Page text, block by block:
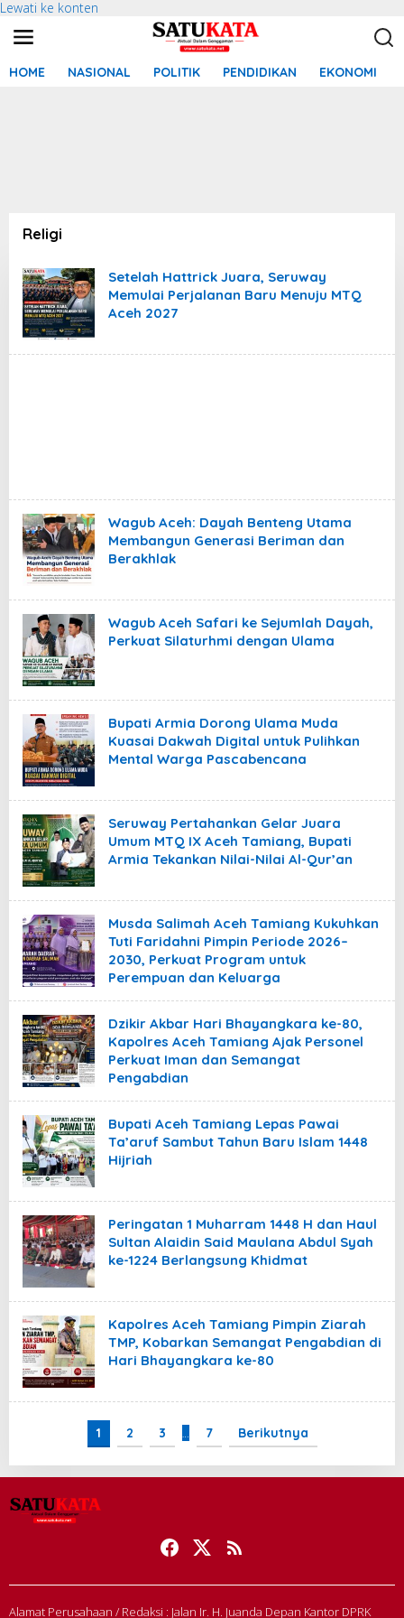
Lewati ke konten
HOME NASIONAL POLITIK PENDIDIKAN EKONOMI
Religi
Setelah Hattrick Juara, Seruway
Memulai Perjalanan Baru Menuju MTQ
Aceh 2027
Wagub Aceh: Dayah Benteng Utama
Membangun Generasi Beriman dan
Berakhlak
Wagub Aceh Safari ke Sejumlah Dayah,
Perkuat Silaturhmi dengan Ulama
Bupati Armia Dorong Ulama Muda
Kuasai Dakwah Digital untuk Pulihkan
Mental Warga Pascabencana
Seruway Pertahankan Gelar Juara
Umum MTQ IX Aceh Tamiang, Bupati
Armia Tekankan Nilai-Nilai Al-Qur’an
Musda Salimah Aceh Tamiang Kukuhkan
Tuti Faridahni Pimpin Periode 2026–
2030, Perkuat Program untuk
Perempuan dan Keluarga
Dzikir Akbar Hari Bhayangkara ke-80,
Kapolres Aceh Tamiang Ajak Personel
Perkuat Iman dan Semangat
Pengabdian
Bupati Aceh Tamiang Lepas Pawai
Ta’aruf Sambut Tahun Baru Islam 1448
Hijriah
Peringatan 1 Muharram 1448 H dan Haul
Sultan Alaidin Said Maulana Abdul Syah
ke-1224 Berlangsung Khidmat
Kapolres Aceh Tamiang Pimpin Ziarah
TMP, Kobarkan Semangat Pengabdian di
Hari Bhayangkara ke-80
1 2 3 … 7 Berikutnya
Alamat Perusahaan / Redaksi : Jalan Ir. H. Juanda Depan Kantor DPRK